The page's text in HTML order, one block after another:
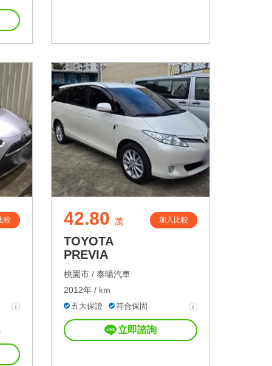
較 42.80 萬 加入比較
TOYOTA
PREVIA
桃園市 / 泰暘汽車
2012年 / km
五大保證 符合保固
立即諮詢